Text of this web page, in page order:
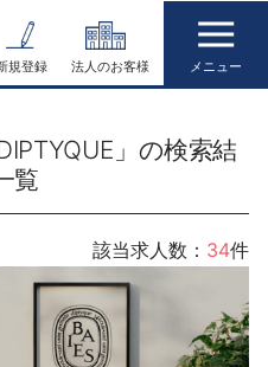
規登録 法人のお客様
」の検索結
覧
該当求人数： 34件